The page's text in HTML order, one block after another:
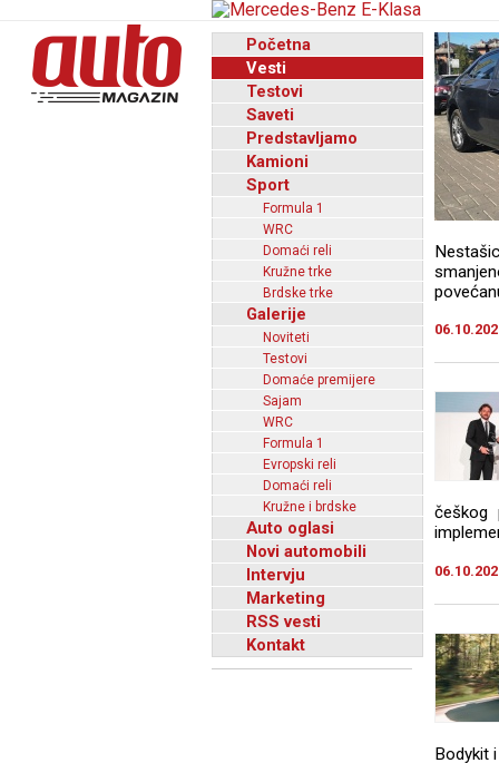
Početna
Vesti
Testovi
Saveti
Predstavljamo
Kamioni
Sport
Formula 1
WRC
Domaći reli
Kružne trke
Brdske trke
Galerije
Noviteti
Testovi
Domaće premijere
Sajam
WRC
Formula 1
Evropski reli
Domaći reli
Kružne i brdske
Auto oglasi
Novi automobili
Intervju
Marketing
RSS vesti
Kontakt
češkog
Bodykit